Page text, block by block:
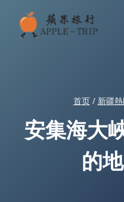
首页 / 新疆
安集海大
的